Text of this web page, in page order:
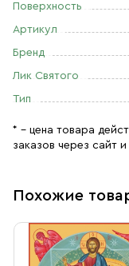
Поверхность
Артикул
Бренд
Лик Святого
Тип
* – цена товара
заказов через сайт
Похожие